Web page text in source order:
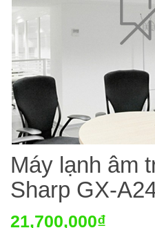
Máy lạnh âm
Sharp GX-
21,700,000₫